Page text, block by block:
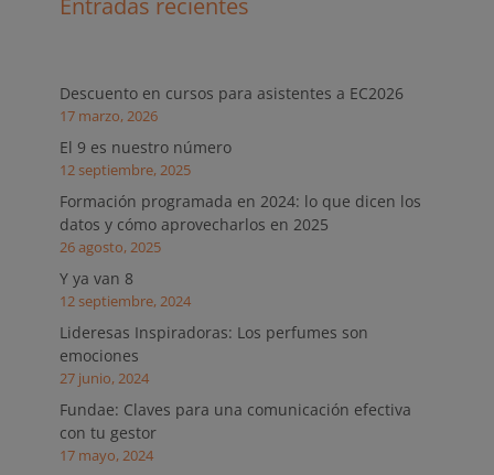
Entradas recientes
Descuento en cursos para asistentes a EC2026
17 marzo, 2026
El 9 es nuestro número
12 septiembre, 2025
Formación programada en 2024: lo que dicen los
datos y cómo aprovecharlos en 2025
26 agosto, 2025
Y ya van 8
12 septiembre, 2024
Lideresas Inspiradoras: Los perfumes son
emociones
27 junio, 2024
Fundae: Claves para una comunicación efectiva
con tu gestor
17 mayo, 2024